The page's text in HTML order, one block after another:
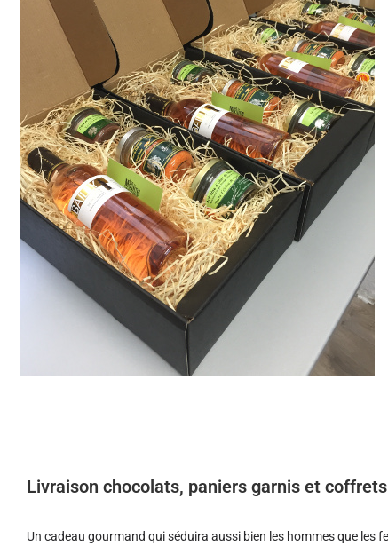
Livraison chocolats, paniers garnis et
Un cadeau gourmand qui séduira aussi bien les hommes que les